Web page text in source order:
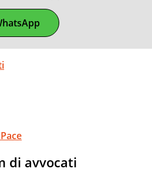
di avvocati